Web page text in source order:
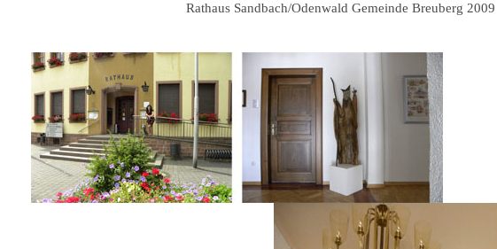
Rathaus Sandbach/Odenwald Gemeinde Breuberg 2009